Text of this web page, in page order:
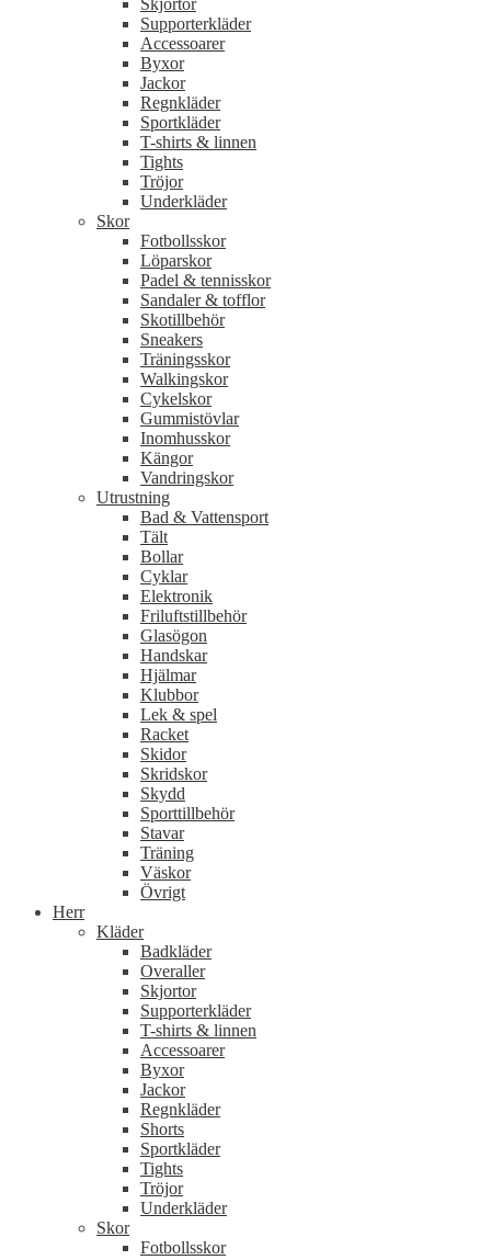
Skjortor
Supporterkläder
Accessoarer
Byxor
Jackor
Regnkläder
Sportkläder
T-shirts & linnen
Tights
Tröjor
Underkläder
Skor
Fotbollsskor
Löparskor
Padel & tennisskor
Sandaler & tofflor
Skotillbehör
Sneakers
Träningsskor
Walkingskor
Cykelskor
Gummistövlar
Inomhusskor
Kängor
Vandringskor
Utrustning
Bad & Vattensport
Tält
Bollar
Cyklar
Elektronik
Friluftstillbehör
Glasögon
Handskar
Hjälmar
Klubbor
Lek & spel
Racket
Skidor
Skridskor
Skydd
Sporttillbehör
Stavar
Träning
Väskor
Övrigt
Herr
Kläder
Badkläder
Overaller
Skjortor
Supporterkläder
T-shirts & linnen
Accessoarer
Byxor
Jackor
Regnkläder
Shorts
Sportkläder
Tights
Tröjor
Underkläder
Skor
Fotbollsskor